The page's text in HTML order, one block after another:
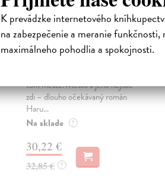
K prevádzke internetového
na zabezpečenie a meranie
maximálneho pohodlia a spokojnosti.
Město a jeho nejisté
zdi
tom městě. Město a jeho nejisté
zdi – dlouho očekávaný román
Haru...
Na sklade ?
30,22 €
32,85 € ?